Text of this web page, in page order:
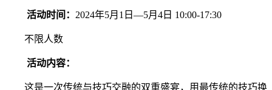
活动时间： 2024年5月1日—5月4日 10:00-17:30
不限人数
活动内容：
这是一次传统与技巧交融的双重盛宴，用最传统的技巧换